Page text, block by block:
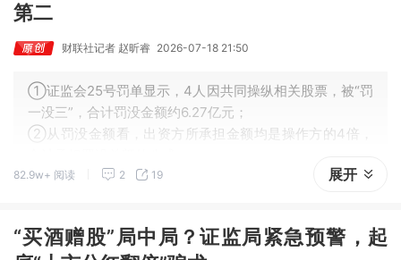
第二
财联社记者 赵昕睿 2026-07-18 21:50
①证监会25号罚单显示，4人因共同操纵相关股票，被“罚
一没三”，合计罚没金额约6.27亿元；
②从罚没金额看，出资方所承担金额均是操作方的4倍，
③赵杨、王立华并非首次现身操纵证券市场罚单，曾涉*S
82.9w+ 阅读 2 19 展开
“买酒赠股”局中局？证监局紧急预警，起